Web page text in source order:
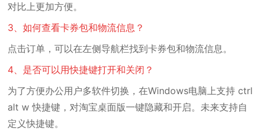
对比上更加方便。
3、如何查看卡券包和物流信息？
点击订单，可以在左侧导航栏找到卡券包和物流信息。
4、是否可以用快捷键打开和关闭？
为了方便办公用户多软件切换，在Windows电脑上支持 ctrl
alt w 快捷键，对淘宝桌面版一键隐藏和开启。未来支持自
定义快捷键。